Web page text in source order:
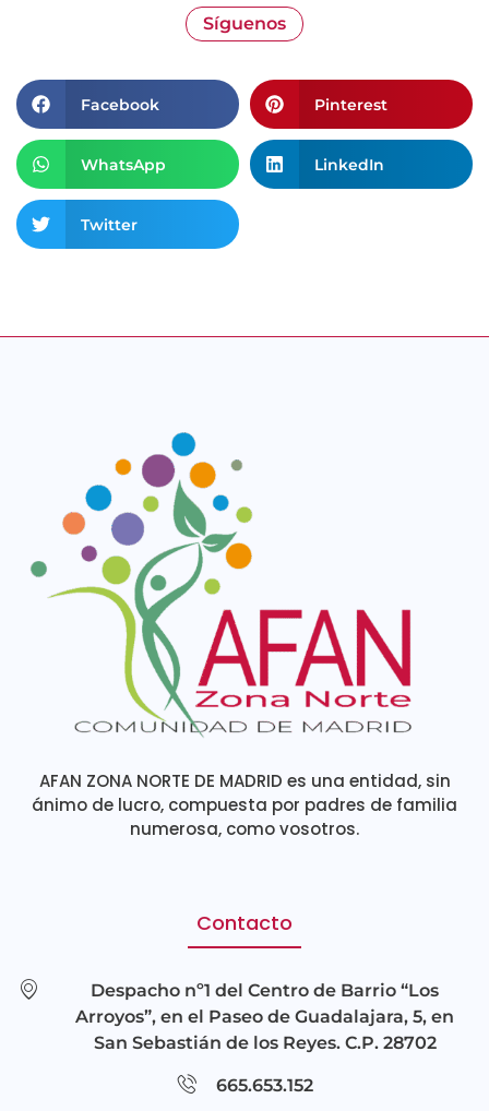
Síguenos
Facebook Pinterest
WhatsApp LinkedIn
Twitter
AFAN ZONA NORTE DE MADRID es una entidad, sin
ánimo de lucro, compuesta por padres de familia
numerosa, como vosotros.
Contacto
Despacho nº1 del Centro de Barrio “Los
Arroyos”, en el Paseo de Guadalajara, 5, en
San Sebastián de los Reyes. C.P. 28702
665.653.152